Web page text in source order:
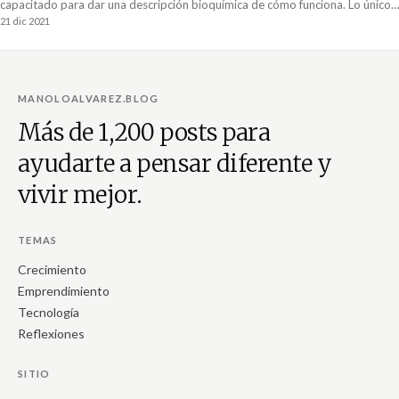
capacitado para dar una descripción bioquímica de cómo funciona. Lo único
que sé es que es una sustancia que libera el cuerpo humano en ciertas
21 dic 2021
MANOLOALVAREZ.BLOG
Más de 1,200 posts para
ayudarte a pensar diferente y
vivir mejor.
TEMAS
Crecimiento
Emprendimiento
Tecnología
Reflexiones
SITIO